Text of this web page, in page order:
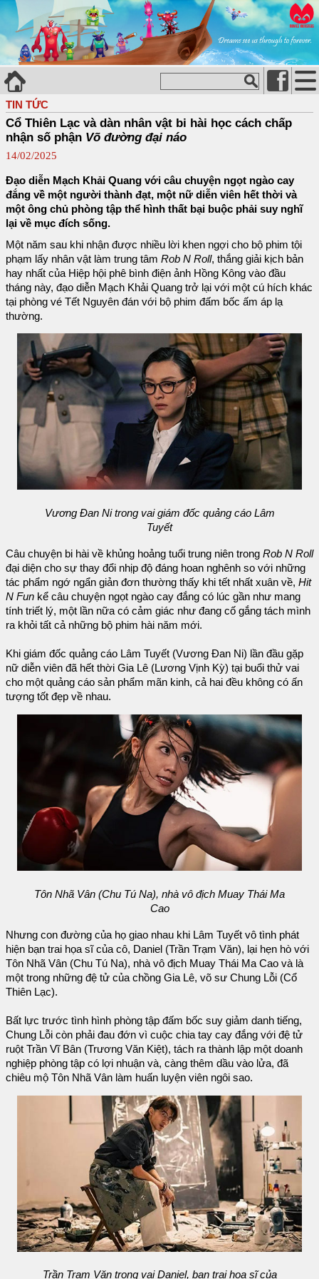
TIN TỨC
Cổ Thiên Lạc và dàn nhân vật bi hài học cách chấp
nhận số phận Võ đường đại náo
14/02/2025
Đạo diễn Mạch Khải Quang với câu chuyện ngọt ngào cay
đắng về một người thành đạt, một nữ diễn viên hết thời và
một ông chủ phòng tập thể hình thất bại buộc phải suy nghĩ
lại về mục đích sống.
Một năm sau khi nhận được nhiều lời khen ngợi cho bộ phim tội
phạm lấy nhân vật làm trung tâm Rob N Roll, thắng giải kịch bản
hay nhất của Hiệp hội phê bình điện ảnh Hồng Kông vào đầu
tháng này, đạo diễn Mạch Khải Quang trở lại với một cú hích khác
tại phòng vé Tết Nguyên đán với bộ phim đấm bốc ấm áp lạ
thường.
Vương Đan Ni trong vai giám đốc quảng cáo Lâm
Tuyết
Câu chuyện bi hài về khủng hoảng tuổi trung niên trong Rob N Roll
đại diện cho sự thay đổi nhịp độ đáng hoan nghênh so với những
tác phẩm ngớ ngẩn giản đơn thường thấy khi tết nhất xuân về, Hit
N Fun kể câu chuyện ngọt ngào cay đắng có lúc gần như mang
tính triết lý, một lần nữa có cảm giác như đang cố gắng tách mình
ra khỏi tất cả những bộ phim hài năm mới.
Khi giám đốc quảng cáo Lâm Tuyết (Vương Đan Ni) lần đầu gặp
nữ diễn viên đã hết thời Gia Lê (Lương Vịnh Kỳ) tại buổi thử vai
cho một quảng cáo sản phẩm mãn kinh, cả hai đều không có ấn
tượng tốt đẹp về nhau.
Tôn Nhã Vân (Chu Tú Na), nhà vô địch Muay Thái Ma
Cao
Nhưng con đường của họ giao nhau khi Lâm Tuyết vô tình phát
hiện bạn trai họa sĩ của cô, Daniel (Trần Trạm Văn), lại hẹn hò với
Tôn Nhã Vân (Chu Tú Na), nhà vô địch Muay Thái Ma Cao và là
một trong những đệ tử của chồng Gia Lê, võ sư Chung Lỗi (Cổ
Thiên Lạc).
Bất lực trước tình hình phòng tập đấm bốc suy giảm danh tiếng,
Chung Lỗi còn phải đau đớn vì cuộc chia tay cay đắng với đệ tử
ruột Trần Vĩ Bân (Trương Văn Kiệt), tách ra thành lập một doanh
nghiệp phòng tập có lợi nhuận và, càng thêm dầu vào lửa, đã
chiêu mộ Tôn Nhã Vân làm huấn luyện viên ngôi sao.
Trần Trạm Văn trong vai Daniel, bạn trai họa sĩ của